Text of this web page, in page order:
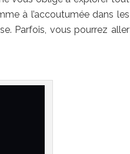
à l’accoutumée dans les
Parfois, vous pourrez aller